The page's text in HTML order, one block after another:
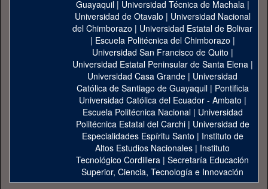
Guayaquil| Universidad Técnica de Machala|
Universidad de Otavalo | Universidad Nacional
del Chimborazo | Universidad Estatal de Bolivar
| Escuela Politécnica del Chimborazo |
Universidad San Francisco de Quito |
Universidad Estatal Peninsular de Santa Elena|
Universidad Casa Grande | Universidad
Católica de Santiago de Guayaquil| Pontificia
Universidad Católica del Ecuador - Ambato |
Escuela Politécnica Nacional| Universidad
Politécnica Estatal del Carchi| Universidad de
Especialidades Espíritu Santo | Instituto de
Altos Estudios Nacionales | Instituto
Tecnológico Cordillera | Secretaría Educación
Superior, Ciencia, Tecnología e Innovación